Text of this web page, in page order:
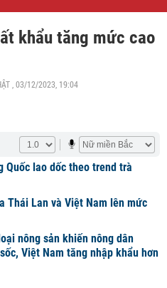
khẩu tăng mức cao
, 03/12/2023, 19:04
Quốc lao dốc theo trend trà
Thái Lan và Việt Nam lên mức
nông sản khiến nông dân
Việt Nam tăng nhập khẩu hơn